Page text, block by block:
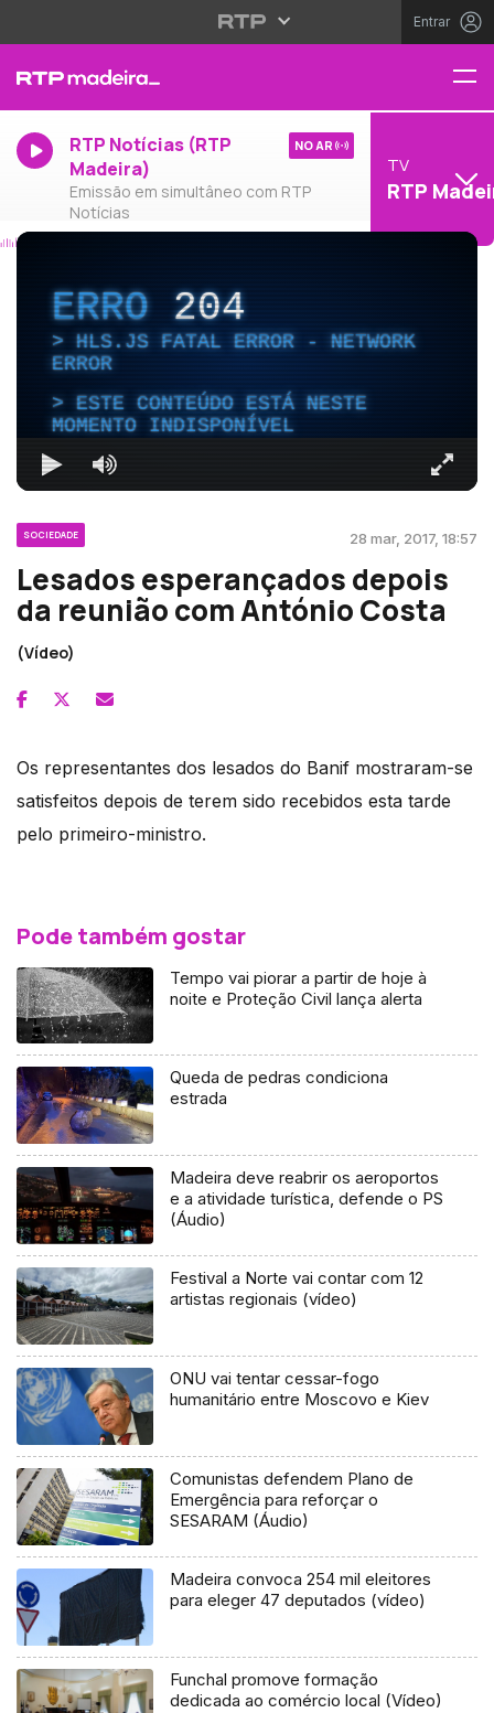
Entrar
RTP Notícias (RTP
Madeira)
Emissão em simultâneo com RTP
Notícias
NO AR
TV
RTP
ERRO204
HLS.JS FATAL ERROR - NETWORK
ERROR
ESTE CONTEÚDO ESTÁ NESTE
MOMENTO INDISPONÍVEL
SOCIEDADE 28 mar, 2017, 18:57
Lesados esperançados depois
da reunião com António Costa
(Vídeo)
Os representantes dos lesados do Banif mostraram-se
satisfeitos depois de terem sido recebidos esta tarde
pelo primeiro-ministro.
Pode também gostar
Tempo vai piorar a partir de hoje à
noite e Proteção Civil lança alerta
Queda de pedras condiciona
estrada
Madeira deve reabrir os aeroportos
e a atividade turística, defende o PS
(Áudio)
Festival a Norte vai contar com 12
artistas regionais (vídeo)
ONU vai tentar cessar-fogo
humanitário entre Moscovo e Kiev
Comunistas defendem Plano de
Emergência para reforçar o
SESARAM (Áudio)
Madeira convoca 254 mil eleitores
para eleger 47 deputados (vídeo)
Funchal promove formação
dedicada ao comércio local (Vídeo)